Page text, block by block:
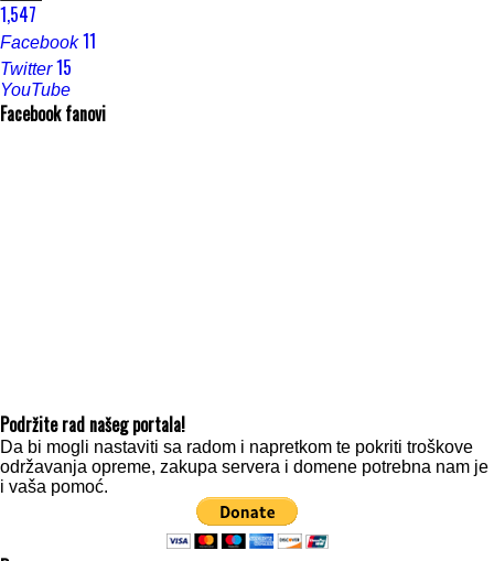
1,547
Facebook 11
Twitter 15
YouTube
Facebook fanovi
Podržite rad našeg portala!
Da bi mogli nastaviti sa radom i napretkom te pokriti troškove
održavanja opreme, zakupa servera i domene potrebna nam je
i vaša pomoć.